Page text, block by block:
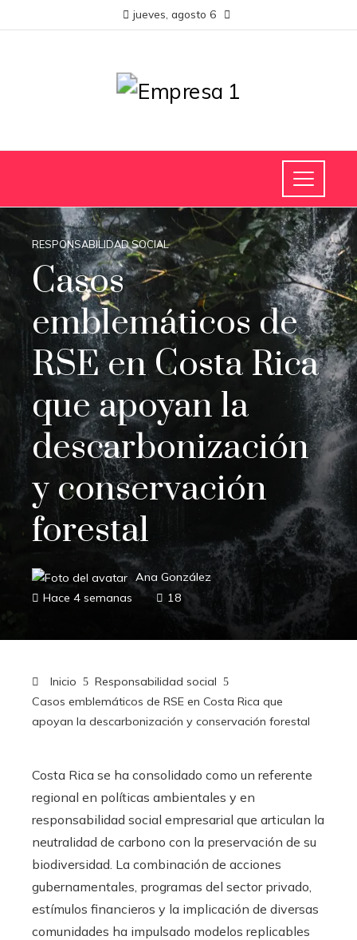
jueves, agosto 6
RESPONSABILIDAD SOCIAL
Casos
emblemáticos de
RSE en Costa Rica
que apoyan la
descarbonización
y conservación
forestal
Ana González
Hace 4 semanas
18
Inicio
Responsabilidad social
Casos emblemáticos de RSE en Costa Rica que
apoyan la descarbonización y conservación forestal
Costa Rica se ha consolidado como un referente
regional en políticas ambientales y en
responsabilidad social empresarial que articulan la
neutralidad de carbono con la preservación de su
biodiversidad. La combinación de acciones
gubernamentales, programas del sector privado,
estímulos financieros y la implicación de diversas
comunidades ha impulsado modelos replicables